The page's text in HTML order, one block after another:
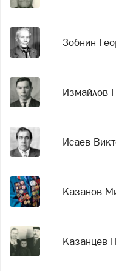
Зобнин
Измайлов
Исаев
Казанов
Казанцев